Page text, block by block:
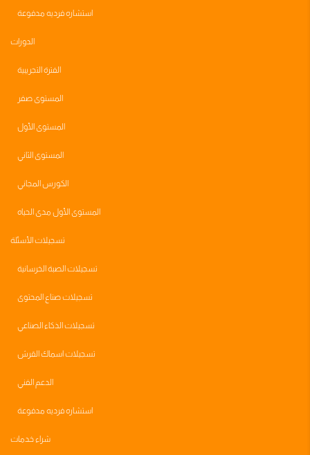
استشاره فرديه مدفوعة
الدورات
الفترة التجريبية
المستوى صفر
المستوى الأول
المستوى الثاني
الكورس المجاني
المستوى الأول مدى الحياه
تسجيلات الأسئلة
تسجيلات الصبة الخرسانية
تسجيلات صناع المحتوى
تسجيلات الذكاء الصناعي
تسجيلات اسماك القرش
الدعم الفني
استشاره فرديه مدفوعة
شراء خدمات